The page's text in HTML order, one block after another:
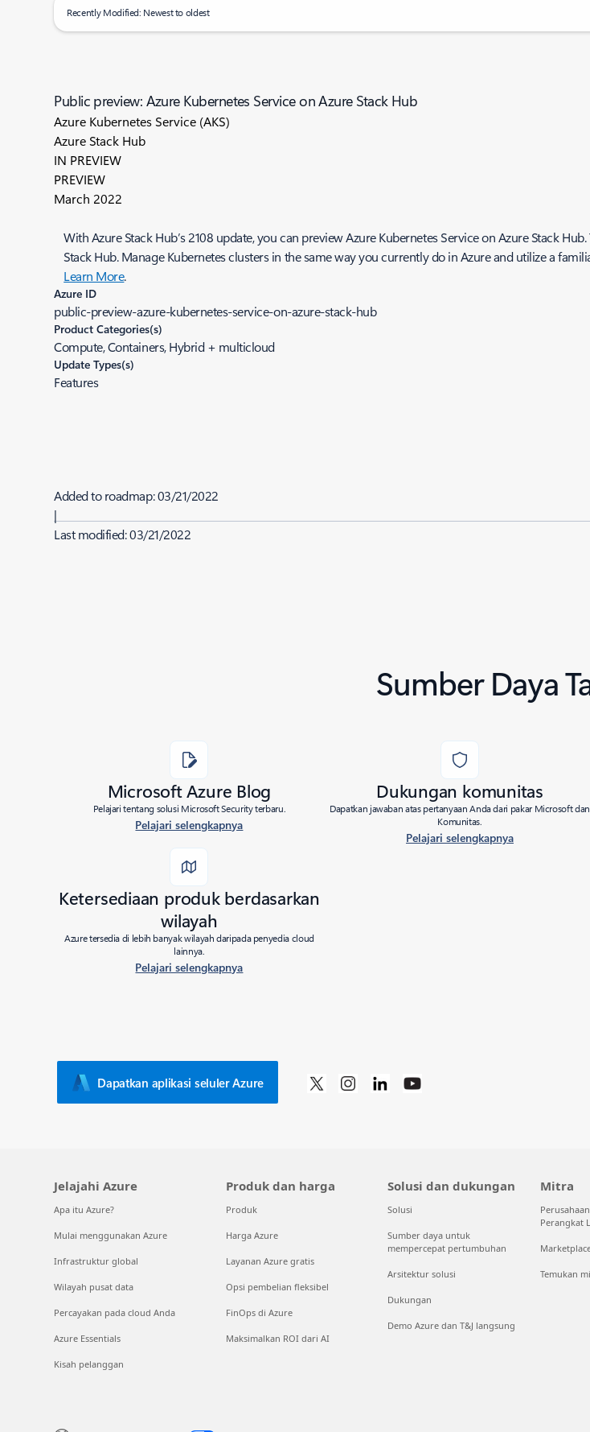
Recently Modified: Newest to oldest
Public preview: Azure Kubernetes Service on Azure Stack Hub
Azure Kubernetes Service (AKS)
Azure Stack Hub
IN PREVIEW
PREVIEW
March 2022
With Azure Stack Hub’s 2108 update, you can preview Azure Kubernetes Service on Azure Stack
Stack Hub. Manage Kubernetes clusters in the same way you currently do in Azure and utilize a
Learn More.
Azure ID
public-preview-azure-kubernetes-service-on-azure-stack-hub
Product Categories(s)
Compute, Containers, Hybrid + multicloud
Update Types(s)
Features
Added to roadmap:03/21/2022
|
Last modified:03/21/2022
Sumber Daya
Microsoft Azure Blog
Pelajari tentang solusi Microsoft Security terbaru.
Pelajari selengkapnya
Dukungan komunitas
Dapatkan jawaban atas pertanyaan Anda dari pakar Microsoft dan
Komunitas.
Pelajari selengkapnya
Ketersediaan produk berdasarkan
wilayah
Azure tersedia di lebih banyak wilayah daripada penyedia cloud
lainnya.
Pelajari selengkapnya
Dapatkan aplikasi seluler Azure
Jelajahi Azure
Apa itu Azure?
Mulai menggunakan Azure
Infrastruktur global
Wilayah pusat data
Percayakan pada cloud Anda
Azure Essentials
Kisah pelanggan
Produk dan harga
Produk
Harga Azure
Layanan Azure gratis
Opsi pembelian fleksibel
FinOps di Azure
Maksimalkan ROI dari AI
Solusi dan dukungan
Solusi
Sumber daya untuk
mempercepat pertumbuhan
Arsitektur solusi
Dukungan
Demo Azure dan T&J langsung
Mitra
Perangkat
Temukan